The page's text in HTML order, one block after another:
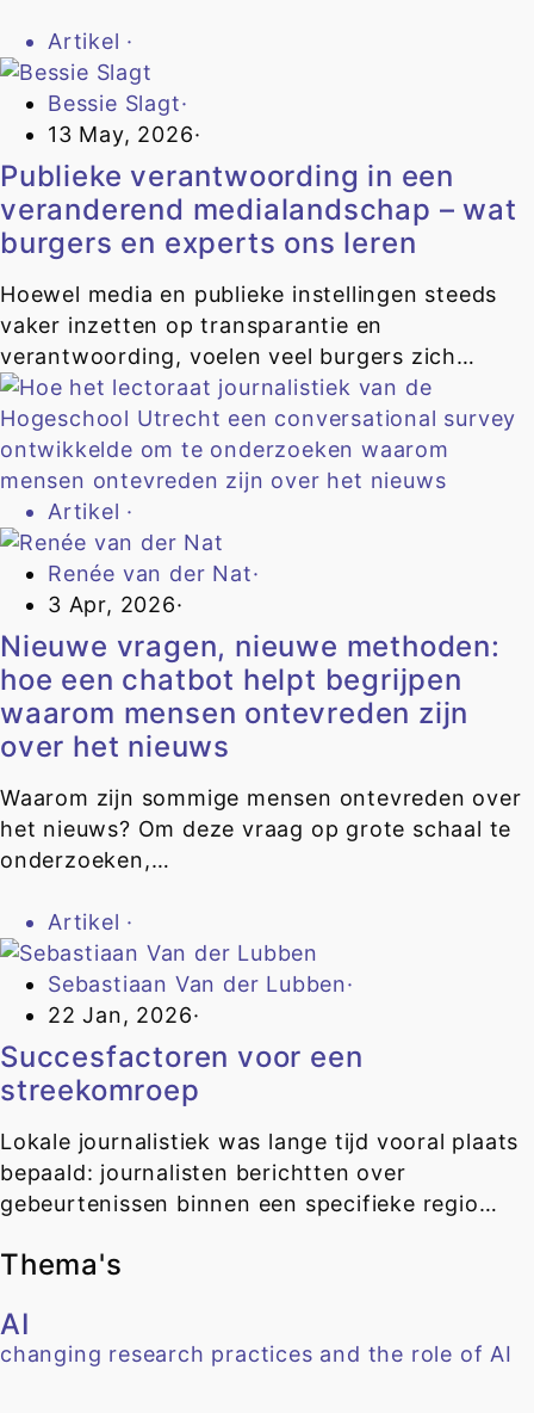
Artikel ·
Bessie Slagt·
13 May, 2026·
Publieke verantwoording in een
veranderend medialandschap – wat
burgers en experts ons leren
Hoewel media en publieke instellingen steeds
vaker inzetten op transparantie en
verantwoording, voelen veel burgers zich…
Artikel ·
Renée van der Nat·
3 Apr, 2026·
Nieuwe vragen, nieuwe methoden:
hoe een chatbot helpt begrijpen
waarom mensen ontevreden zijn
over het nieuws
Waarom zijn sommige mensen ontevreden over
het nieuws? Om deze vraag op grote schaal te
onderzoeken,…
Artikel ·
Sebastiaan Van der Lubben·
22 Jan, 2026·
Succesfactoren voor een
streekomroep
Lokale journalistiek was lange tijd vooral plaats
bepaald: journalisten berichtten over
gebeurtenissen binnen een specifieke regio…
Thema's
AI
changing research practices and the role of AI